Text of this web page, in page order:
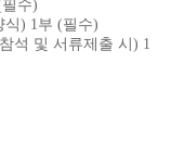
수)
식) 1부 (필수)
석 및 서류제출 시) 1